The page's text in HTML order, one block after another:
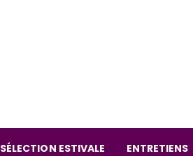
SÉLECTION ESTIVALE ENTRETIENS